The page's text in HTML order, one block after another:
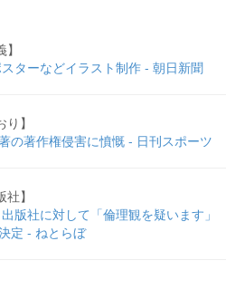
ターなどイラスト制作 - 朝日新聞
】
の著作権侵害に憤慨 - 日刊スポーツ
】
版社に対して「倫理観を疑います」
定 - ねとらぼ